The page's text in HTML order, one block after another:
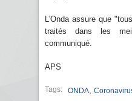
L'Onda assure que
traités dans les
communiqué.
APS
Tags: ONDA